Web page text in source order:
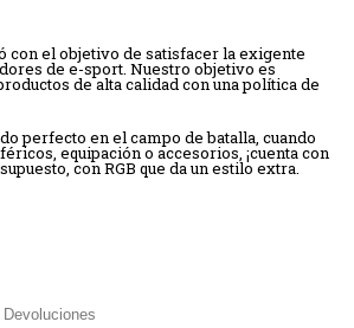
con el objetivo de satisfacer la exigente
de e-sport. Nuestro objetivo es
de alta calidad con una política de
perfecto en el campo de batalla, cuando
equipación o accesorios, ¡cuenta con
con RGB que da un estilo extra.